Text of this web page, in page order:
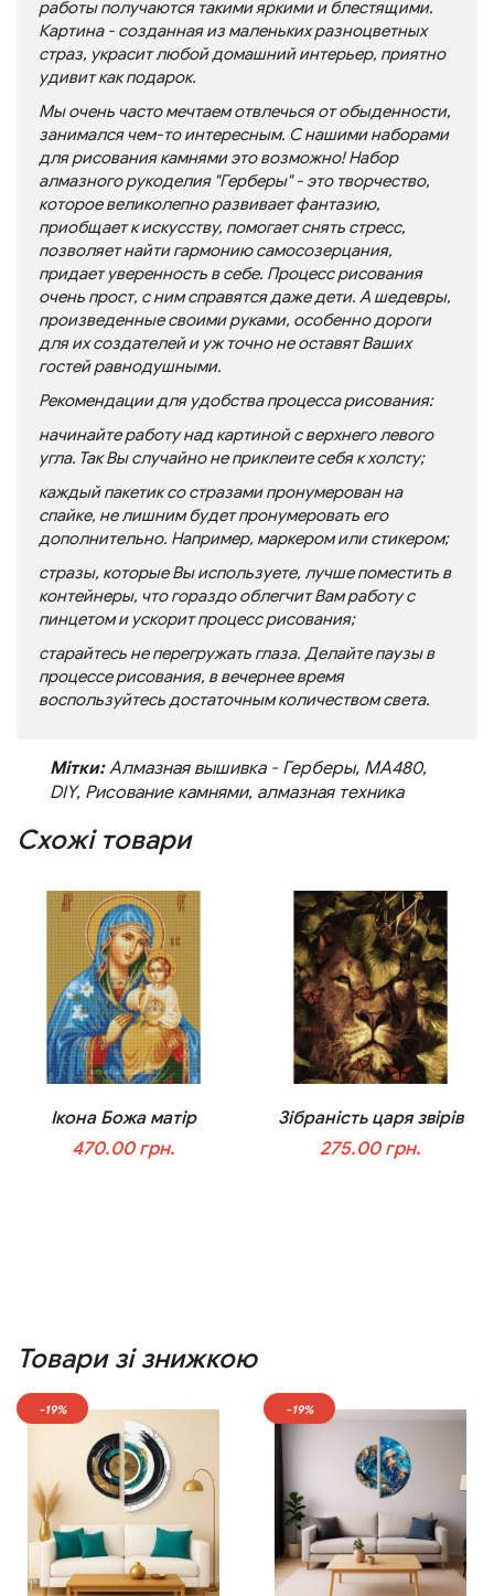
работы получаются такими яркими и блестящими.
Картина - созданная из маленьких разноцветных
страз, украсит любой домашний интерьер, приятно
удивит как подарок.
Мы очень часто мечтаем отвлечься от обыденности,
занимался чем-то интересным. С нашими наборами
для рисования камнями это возможно! Набор
алмазного рукоделия "Герберы"- это творчество,
которое великолепно развивает фантазию,
приобщает к искусству, помогает снять стресс,
позволяет найти гармонию самосозерцания,
придает уверенность в себе. Процесс рисования
очень прост, с ним справятся даже дети. А шедевры,
произведенные своими руками, особенно дороги
для их создателей и уж точно не оставят Ваших
гостей равнодушными.
Рекомендации для удобства процесса рисования:
начинайте работу над картиной с верхнего левого
угла. Так Вы случайно не приклеите себя к холсту;
каждый пакетик со стразами пронумерован на
спайке, не лишним будет пронумеровать его
дополнительно. Например, маркером или стикером;
стразы, которые Вы используете, лучше поместить в
контейнеры, что гораздо облегчит Вам работу с
пинцетом и ускорит процесс рисования;
старайтесь не перегружать глаза. Делайте паузы в
процессе рисования, в вечернее время
воспользуйтесь достаточным количеством света.
Мітки: Алмазная вышивка - Герберы, MA480,
DIY, Рисование камнями, алмазная техника
Схожі товари
Ікона Божа матір
470.00 грн.
Зібраність царя звірів
275.00 грн.
Товари зі знижкою
-19% -19%